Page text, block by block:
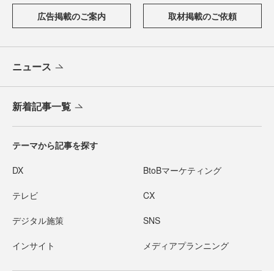
広告掲載のご案内 取材掲載のご依頼
ニュース
新着記事一覧
テーマから記事を探す
DX BtoBマーケティング
テレビ CX
デジタル施策 SNS
インサイト メディアプランニング